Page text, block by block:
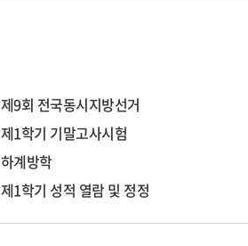
제9회 전국동시지방선거
제1학기 기말고사시험
하계방학
제1학기 성적 열람 및 정정